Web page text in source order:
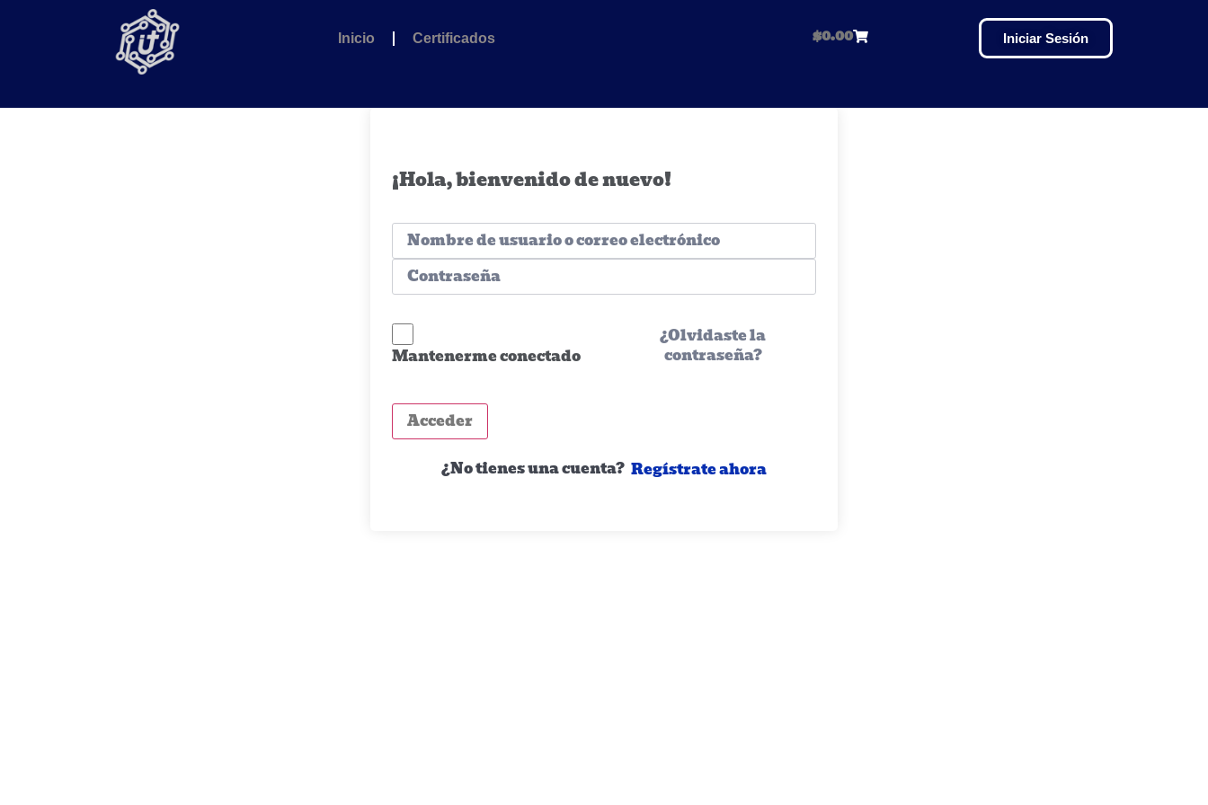
Inicio Certificados $0.00 Iniciar Sesión
¡Hola, bienvenido de nuevo!
Mantenerme conectado
¿Olvidaste la
contraseña?
Acceder
¿No tienes una cuenta? Regístrate ahora